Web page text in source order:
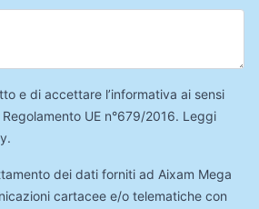
e di accettare l’informativa ai sensi
Regolamento UE n°679/2016. Leggi
.
dei dati forniti ad Aixam Mega
cartacee e/o telematiche con